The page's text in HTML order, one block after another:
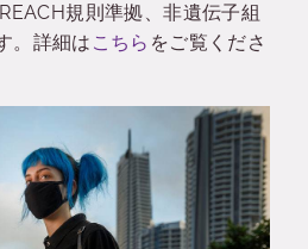
規則準拠、非遺伝子組
。詳細は こちら をご覧くださ